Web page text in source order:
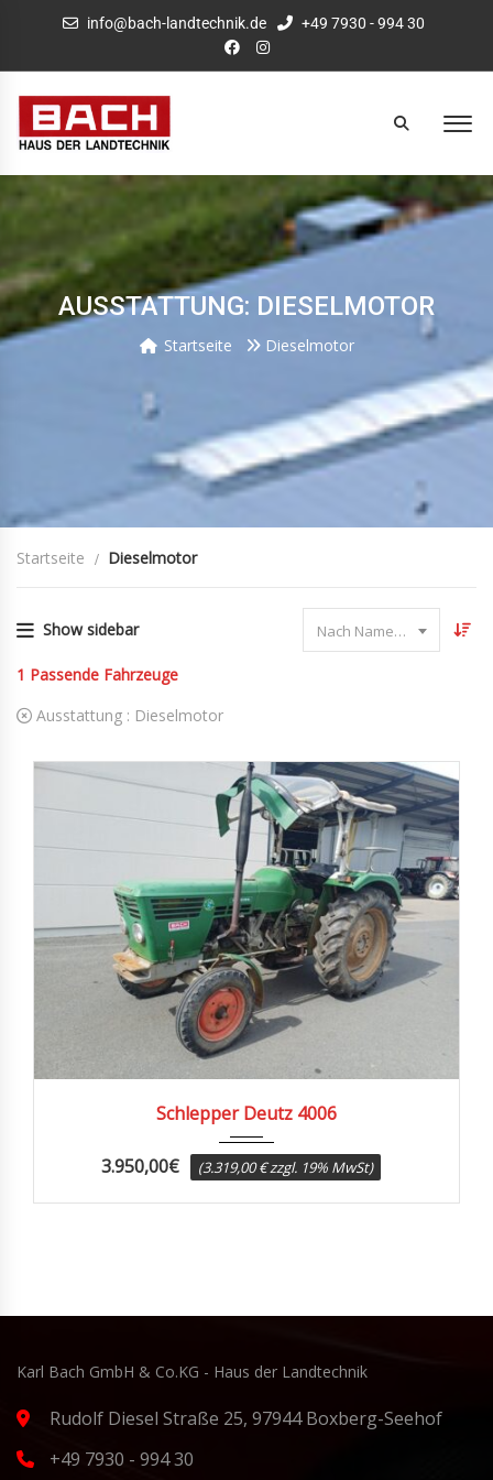
info@bach-landtechnik.de +49 7930 - 994 30
AUSSTATTUNG: DIESELMOTOR
Startseite Dieselmotor
Startseite Dieselmotor
Show sidebar Nach Name sortieren
1 Passende Fahrzeuge
Ausstattung : Dieselmotor
Schlepper Deutz 4006
3.950,00€ (3.319,00 € zzgl. 19% MwSt)
Karl Bach GmbH & Co.KG - Haus der Landtechnik
Rudolf Diesel Straße 25, 97944 Boxberg-Seehof
+49 7930 - 994 30